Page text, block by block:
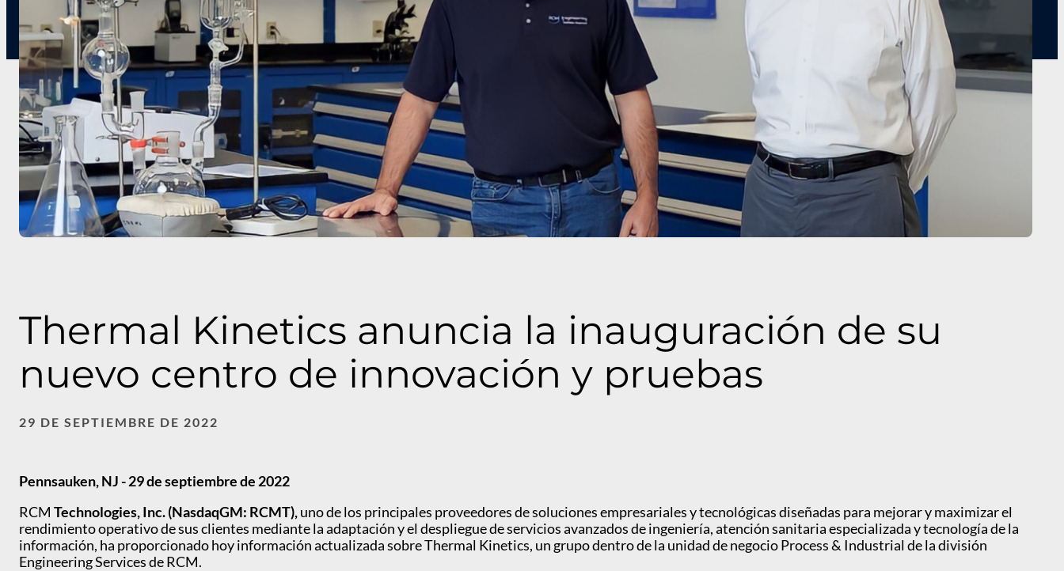
Thermal Kinetics anuncia la inauguración de su
nuevo centro de innovación y pruebas
29 DE SEPTIEMBRE DE 2022
Pennsauken, NJ - 29 de septiembre de 2022
RCM Technologies, Inc. (NasdaqGM: RCMT),uno de los principales proveedores de soluciones empresariales y tecnológicas diseñadas para mejorar y maximizar el
rendimiento operativo de sus clientes mediante la adaptación y el despliegue de servicios avanzados de ingeniería, atención sanitaria especializada y tecnología de la
información, ha proporcionado hoy información actualizada sobre Thermal Kinetics, un grupo dentro de la unidad de negocio Process & Industrial de la división
Engineering Services de RCM.